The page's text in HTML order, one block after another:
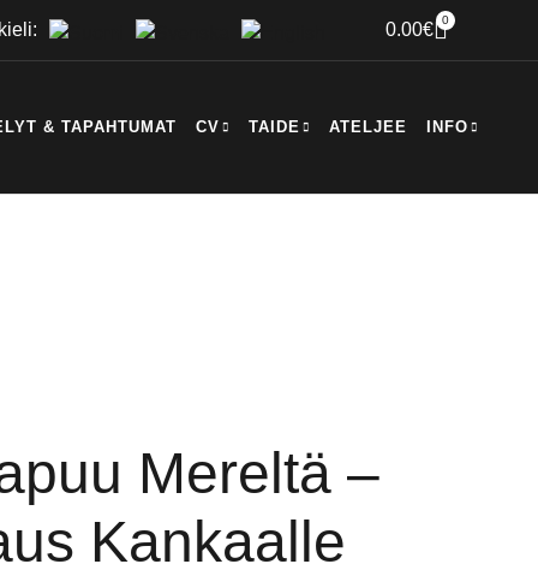
0.00€ 0
& TAPAHTUMAT CV TAIDE ATELJEE INFO
Mereltä –
Kankaalle